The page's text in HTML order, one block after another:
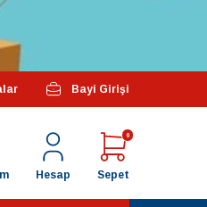
Bayi Girişi
Sepet
0
Hesap